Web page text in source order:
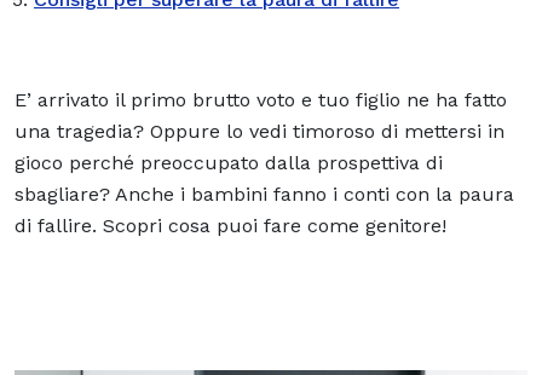
E’ arrivato il primo brutto voto e tuo figlio ne ha fatto
una tragedia? Oppure lo vedi timoroso di mettersi in
gioco perché preoccupato dalla prospettiva di
sbagliare? Anche i bambini fanno i conti con la paura
di fallire. Scopri cosa puoi fare come genitore!